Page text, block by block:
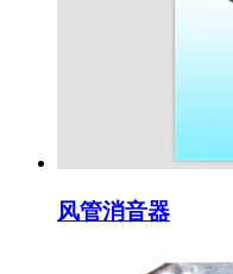
风管消音器